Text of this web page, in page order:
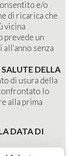
e/o
di ricarica che
vicina
prevede un
senza
DELLA
di usura della
lo
alla prima
DATA DI